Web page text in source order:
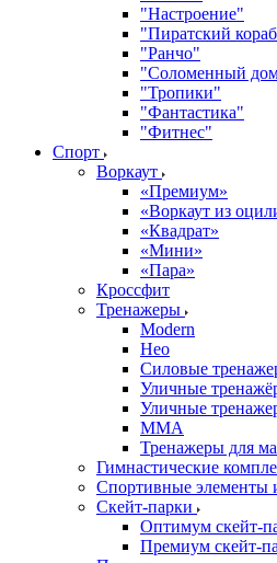
"Настроение"
"Пиратский
"Ранчо"
"Соломенный
"Тропики"
"Фантастика"
"Фитнес"
Спорт
Воркаут
«Премиум»
«Воркаут из
«Квадрат»
«Мини»
«Пара»
Кроссфит
Тренажеры
Modern
Нео
Силовые
Уличные
Уличные
ММА
Тренажеры для
Гимнастические
Спортивные элементы
Скейт-парки
Оптимум скейт-
Премиум скейт-